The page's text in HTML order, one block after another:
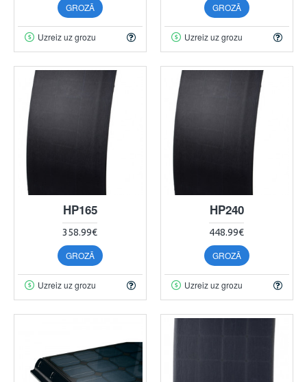
GROZĀ
Uzreiz uz grozu
GROZĀ
Uzreiz uz grozu
HP165
358.99€
GROZĀ
Uzreiz uz grozu
HP240
448.99€
GROZĀ
Uzreiz uz grozu